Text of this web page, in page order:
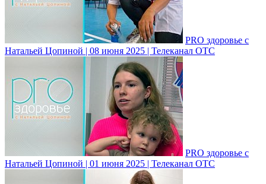
PRO здоровье с
Натальей Цопиной | 08 июня 2025 | Телеканал ОТС
PRO здоровье с
Натальей Цопиной | 01 июня 2025 | Телеканал ОТС